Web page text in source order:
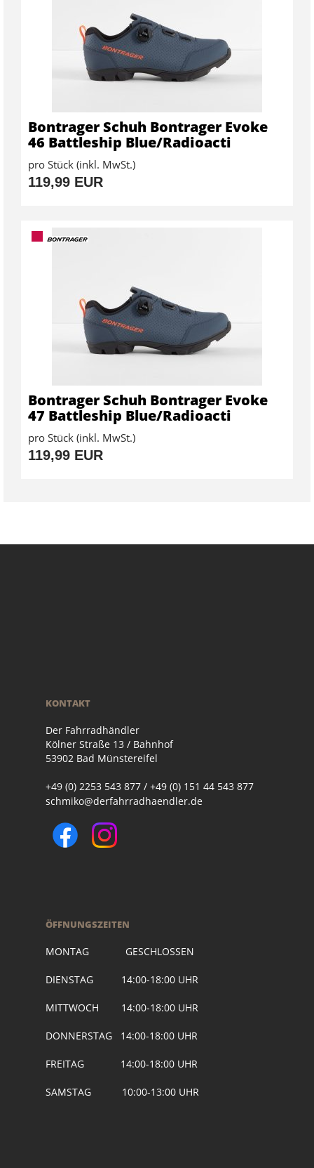
Bontrager Schuh Bontrager Evoke
46 Battleship Blue/Radioacti
pro Stück (inkl. MwSt.)
119,99 EUR
Bontrager Schuh Bontrager Evoke
47 Battleship Blue/Radioacti
pro Stück (inkl. MwSt.)
119,99 EUR
KONTAKT
Der Fahrradhändler
Kölner Straße 13 / Bahnhof
53902 Bad Münstereifel
+49 (0) 2253 543 877 / +49 (0) 151 44 543 877
schmiko@derfahrradhaendler.de
ÖFFNUNGSZEITEN
MONTAG GESCHLOSSEN
DIENSTAG 14:00-18:00 UHR
MITTWOCH 14:00-18:00 UHR
DONNERSTAG 14:00-18:00 UHR
FREITAG 14:00-18:00 UHR
SAMSTAG 10:00-13:00 UHR